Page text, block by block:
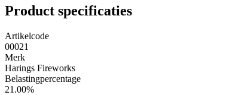
Product specificaties
Artikelcode
00021
Merk
Harings Fireworks
Belastingpercentage
21.00%